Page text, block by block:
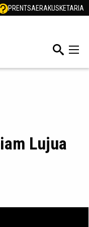
PRENTSAERAKUSKETARIA
Lujua